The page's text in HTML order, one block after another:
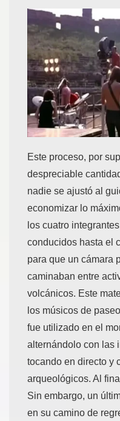
Este proceso, por
despreciable
nadie se ajustó al
economizar lo
los cuatro
conducidos hasta el
para que un cámara
caminaban entre
volcánicos. Este
los músicos de
fue utilizado en el
alternándolo con las
tocando en directo y
arqueológicos. Al
Sin embargo, un
en su camino de